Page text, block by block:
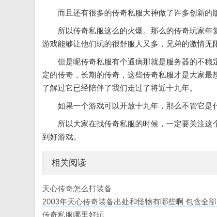
而且还有很多的传奇私服大神做了许多创新
所以传奇私服这么的火爆。那么的传奇玩家
游戏能够让他们玩的很舒服人又多，兄弟的激情无
但是呢传奇私服有个通病那就是服务器的不
定的传奇，长期的传奇，这些传奇私服才是大家
了解过它已经陪伴了我们走过了将近十九年。
如果一个游戏可以开放十九年，那么不管它是
所以大家在找传奇私服的时候，一定要关注
到好游戏。
相关阅读
天心传奇怎么打装备
2003年天心传奇装备出处和怪物有哪些啊 包含全
传奇私服哪里好玩